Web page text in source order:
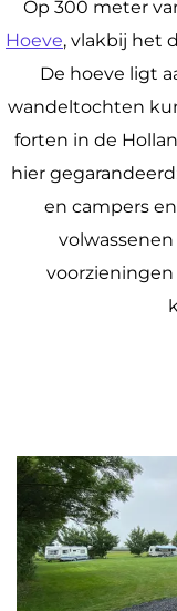
Op 300 meter
Hoeve, vlakbij het
De hoeve ligt
wandeltochten
forten in de
hier
en campers
volwassenen
voorzieningen